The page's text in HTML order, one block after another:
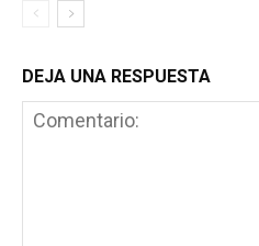
DEJA UNA RESPUESTA